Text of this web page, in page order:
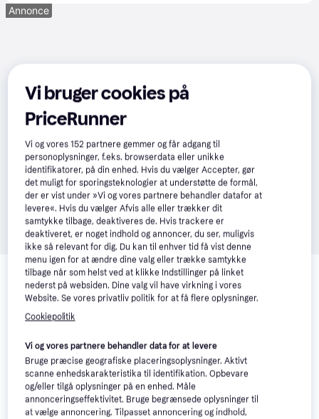
Annonce
Relaterede produkter
Se vores forslag til andre produkter, der matcher dine
interesser. Vis alle
Trender
Vi bruger cookies på
PriceRunner
Vi og vores152 partnere gemmer og får adgang til
personoplysninger, f.eks. browserdata eller unikke
identifikatorer, på din enhed. Hvis du vælger Accepter, gør
det muligt for sporingsteknologier at understøtte de formål,
der er vist under »Vi og vores partnere behandler datafor at
levere«. Hvis du vælger Afvis alle eller trækker dit
samtykke tilbage, deaktiveres de. Hvis trackere er
deaktiveret, er noget indhold og annoncer, du ser, muligvis
ikke så relevant for dig. Du kan til enhver tid få vist denne
menu igen for at ændre dine valg eller trække samtykke
tilbage når som helst ved at klikke Indstillinger på linket
nederst på websiden. Dine valg vil have virkning i vores
Website. Se vores privatliv politik for at få flere oplysninger.
Cookiepolitik
Vi og vores partnere behandler data for at levere
Bruge præcise geografiske placeringsoplysninger. Aktivt
scanne enhedskarakteristika til identifikation. Opbevare
og/eller tilgå oplysninger på en enhed. Måle
annonceringseffektivitet. Bruge begrænsede oplysninger til
at vælge annoncering. Tilpasset annoncering og indhold,